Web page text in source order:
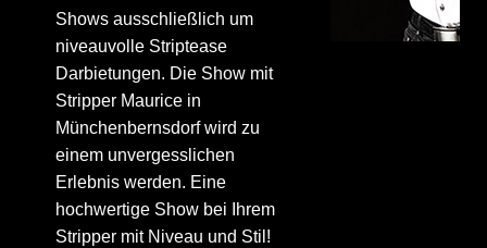
Shows ausschließlich um
niveauvolle Striptease
Darbietungen. Die Show mit
Stripper Maurice in
Münchenbernsdorf wird zu
einem unvergesslichen
Erlebnis werden. Eine
hochwertige Show bei Ihrem
Stripper mit Niveau und Stil!